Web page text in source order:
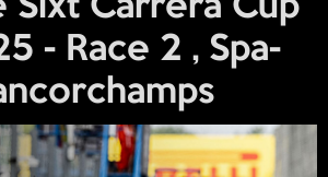
Sixt Carrera Cup
- Race 2 , Spa-